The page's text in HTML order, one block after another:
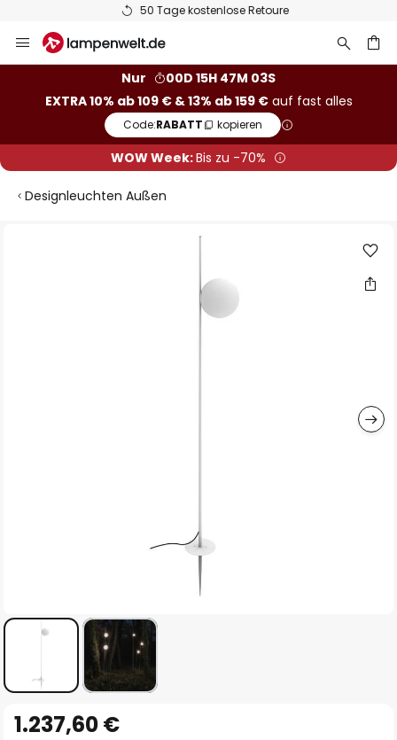
50 Tage kostenlose Retoure
Inhalt
Nur
00D 15H 47M 03S
EXTRA 10% ab 109 € & 13% ab 159 €auf fast alles
Code:RABATT kopieren
WOW Week:Bis zu -70%
Designleuchten Außen
Anfang
1.237,60 €